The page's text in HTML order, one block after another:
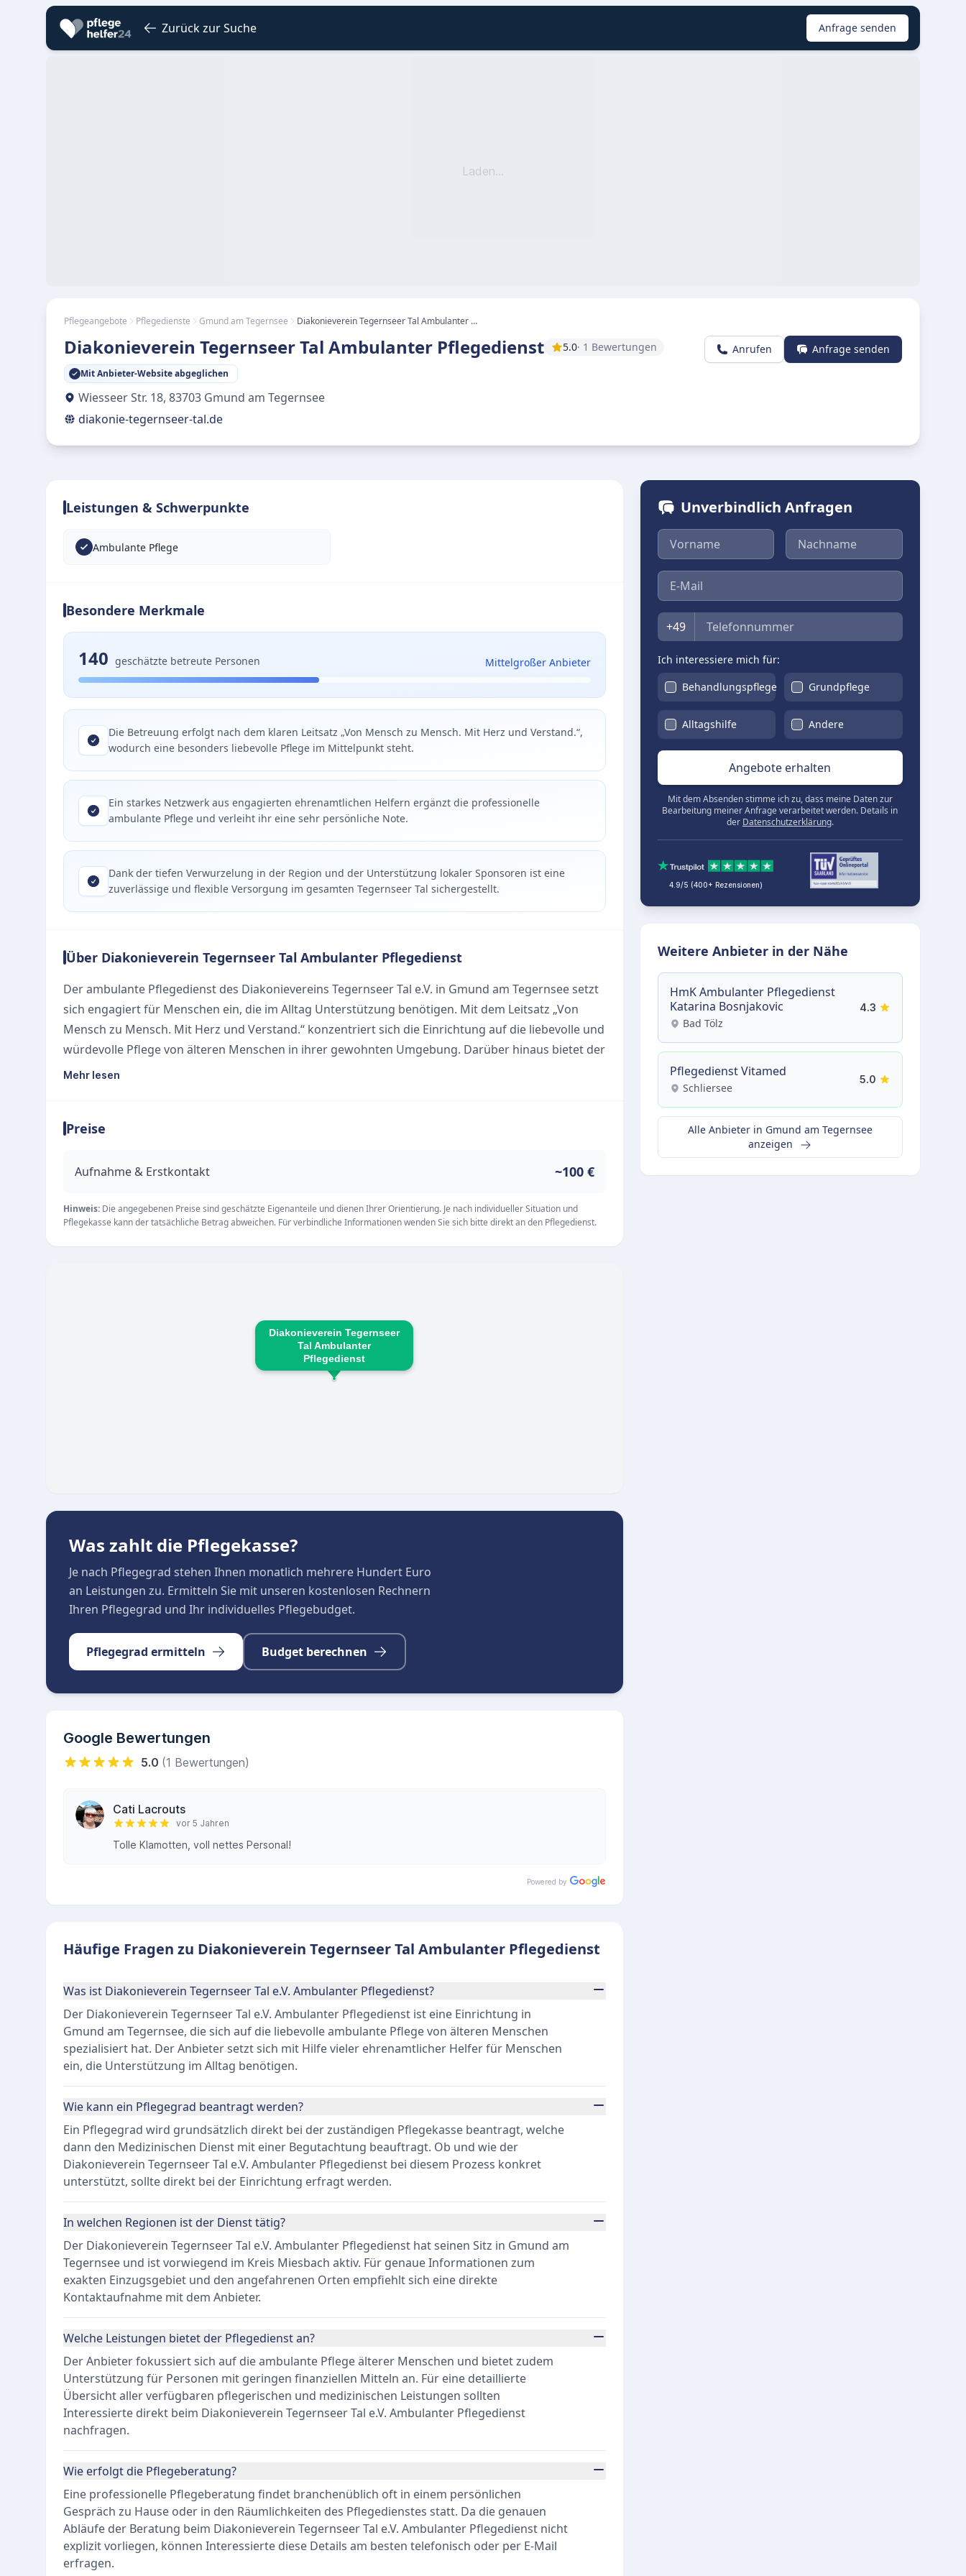
Zurück zur Suche Anfrage senden
Laden...
Pflegeangebote Pflegedienste Gmund am Tegernsee Diakonieverein Tegernseer Tal Ambulanter Pflegedienst
Diakonieverein Tegernseer Tal Ambulanter Pflegedienst 5.0· 1 Bewertungen
Mit Anbieter-Website abgeglichen
Wiesseer Str. 18, 83703 Gmund am Tegernsee
diakonie-tegernseer-tal.de
Anrufen Anfrage senden
Leistungen & Schwerpunkte
Ambulante Pflege
Besondere Merkmale
140 geschätzte betreute Personen Mittelgroßer Anbieter
Die Betreuung erfolgt nach dem klaren Leitsatz „Von Mensch zu Mensch. Mit Herz und Verstand.“,
wodurch eine besonders liebevolle Pflege im Mittelpunkt steht.
Ein starkes Netzwerk aus engagierten ehrenamtlichen Helfern ergänzt die professionelle
ambulante Pflege und verleiht ihr eine sehr persönliche Note.
Dank der tiefen Verwurzelung in der Region und der Unterstützung lokaler Sponsoren ist eine
zuverlässige und flexible Versorgung im gesamten Tegernseer Tal sichergestellt.
Über Diakonieverein Tegernseer Tal Ambulanter Pflegedienst
Der ambulante Pflegedienst des Diakonievereins Tegernseer Tal e.V. in Gmund am Tegernsee setzt
sich engagiert für Menschen ein, die im Alltag Unterstützung benötigen. Mit dem Leitsatz „Von
Mensch zu Mensch. Mit Herz und Verstand.“ konzentriert sich die Einrichtung auf die liebevolle und
würdevolle Pflege von älteren Menschen in ihrer gewohnten Umgebung. Darüber hinaus bietet der
Dienst Hilfe für Personen an, die aktuell nur über geringe Mittel verfügen, und versorgt sie mit
Als spezialisierter Anbieter für die ambulante Pflege ermöglicht der Dienst seinen Klienten ein
zahlreicher ehrenamtlicher Helfer, die das hauptamtliche Team tatkräftig unterstützen und der
und der Förderung durch lokale Sponsoren verfügt das Pflegeteam über einen modernen
Fuhrpark und ist stets zuverlässig im Einsatz.
Erreichbarkeit
Mehr lesen
Preise
Aufnahme & Erstkontakt ~100 €
Hinweis: Die angegebenen Preise sind geschätzte Eigenanteile und dienen Ihrer Orientierung. Je nach individueller Situation und
Pflegekasse kann der tatsächliche Betrag abweichen. Für verbindliche Informationen wenden Sie sich bitte direkt an den Pflegedienst.
Diakonieverein Tegernseer
Tal Ambulanter
Pflegedienst
Was zahlt die Pflegekasse?
Je nach Pflegegrad stehen Ihnen monatlich mehrere Hundert Euro
an Leistungen zu. Ermitteln Sie mit unseren kostenlosen Rechnern
Ihren Pflegegrad und Ihr individuelles Pflegebudget.
Pflegegrad ermitteln Budget berechnen
Google Bewertungen
5.0 (1 Bewertungen)
Cati Lacrouts
vor 5 Jahren
Tolle Klamotten, voll nettes Personal!
Powered by
Häufige Fragen zu Diakonieverein Tegernseer Tal Ambulanter Pflegedienst
Was ist Diakonieverein Tegernseer Tal e.V. Ambulanter Pflegedienst?
Der Diakonieverein Tegernseer Tal e.V. Ambulanter Pflegedienst ist eine Einrichtung in
Gmund am Tegernsee, die sich auf die liebevolle ambulante Pflege von älteren Menschen
spezialisiert hat. Der Anbieter setzt sich mit Hilfe vieler ehrenamtlicher Helfer für Menschen
ein, die Unterstützung im Alltag benötigen.
Wie kann ein Pflegegrad beantragt werden?
Ein Pflegegrad wird grundsätzlich direkt bei der zuständigen Pflegekasse beantragt, welche
dann den Medizinischen Dienst mit einer Begutachtung beauftragt. Ob und wie der
Diakonieverein Tegernseer Tal e.V. Ambulanter Pflegedienst bei diesem Prozess konkret
unterstützt, sollte direkt bei der Einrichtung erfragt werden.
In welchen Regionen ist der Dienst tätig?
Der Diakonieverein Tegernseer Tal e.V. Ambulanter Pflegedienst hat seinen Sitz in Gmund am
Tegernsee und ist vorwiegend im Kreis Miesbach aktiv. Für genaue Informationen zum
exakten Einzugsgebiet und den angefahrenen Orten empfiehlt sich eine direkte
Kontaktaufnahme mit dem Anbieter.
Welche Leistungen bietet der Pflegedienst an?
Der Anbieter fokussiert sich auf die ambulante Pflege älterer Menschen und bietet zudem
Unterstützung für Personen mit geringen finanziellen Mitteln an. Für eine detaillierte
Übersicht aller verfügbaren pflegerischen und medizinischen Leistungen sollten
Interessierte direkt beim Diakonieverein Tegernseer Tal e.V. Ambulanter Pflegedienst
nachfragen.
Wie erfolgt die Pflegeberatung?
Eine professionelle Pflegeberatung findet branchenüblich oft in einem persönlichen
Gespräch zu Hause oder in den Räumlichkeiten des Pflegedienstes statt. Da die genauen
Abläufe der Beratung beim Diakonieverein Tegernseer Tal e.V. Ambulanter Pflegedienst nicht
explizit vorliegen, können Interessierte diese Details am besten telefonisch oder per E-Mail
erfragen.
Unverbindlich Anfragen
Vorname Nachname
E-Mail
Telefon
+49
Ich interessiere mich für:
Behandlungspflege
Grundpflege
Alltagshilfe Andere
Angebote erhalten
Mit dem Absenden stimme ich zu, dass meine Daten zur
Bearbeitung meiner Anfrage verarbeitet werden. Details in
der Datenschutzerklärung.
4.9/5 (400+ Rezensionen)
Weitere Anbieter in der Nähe
HmK Ambulanter Pflegedienst
Katarina Bosnjakovic
Bad Tölz
4.3
Pflegedienst Vitamed
Schliersee
5.0
Alle Anbieter in Gmund am Tegernsee
anzeigen